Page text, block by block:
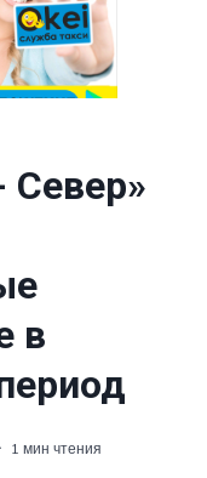
Север»
в
1 мин чтения